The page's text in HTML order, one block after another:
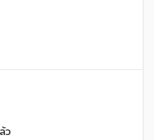
อพิมพ์
ทยา
กษา
อพิมพ์
ทยา
กษา
ว